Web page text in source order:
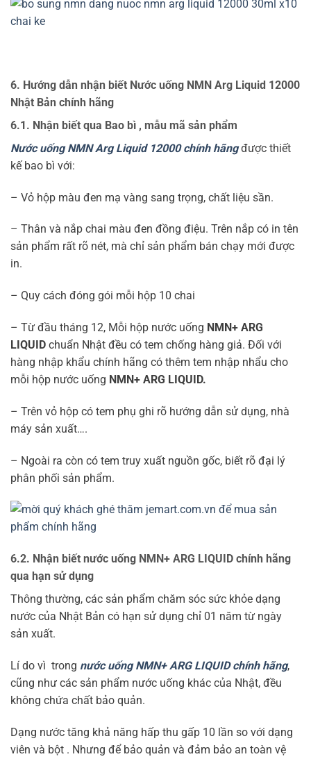
6. Hướng dẫn nhận biết Nước uống NMN Arg Liquid 12000
Nhật Bản chính hãng
6.1. Nhận biết qua Bao bì , mẫu mã sản phẩm
Nước uống NMN Arg Liquid 12000 chính hãngđược thiết
kế bao bì với:
– Vỏ hộp màu đen mạ vàng sang trọng, chất liệu sần.
– Thân và nắp chai màu đen đồng điệu. Trên nắp có in tên
sản phẩm rất rõ nét, mà chỉ sản phẩm bán chạy mới được
in.
– Quy cách đóng gói mỗi hộp 10 chai
– Từ đầu tháng 12, Mỗi hộp nước uống NMN+ ARG
LIQUID chuẩn Nhật đều có tem chống hàng giả. Đối với
hàng nhập khẩu chính hãng có thêm tem nhập nhẩu cho
mỗi hộp nước uống NMN+ ARG LIQUID.
– Trên vỏ hộp có tem phụ ghi rõ hướng dẫn sử dụng, nhà
máy sản xuất….
– Ngoài ra còn có tem truy xuất nguồn gốc, biết rõ đại lý
phân phối sản phẩm.
6.2. Nhận biết nước uống NMN+ ARG LIQUID chính hãng
qua hạn sử dụng
Thông thường, các sản phẩm chăm sóc sức khỏe dạng
nước của Nhật Bản có hạn sử dụng chỉ 01 năm từ ngày
sản xuất.
Lí do vì trong nước uống NMN+ ARG LIQUID chính hãng,
cũng như các sản phẩm nước uống khác của Nhật, đều
không chứa chất bảo quản.
Dạng nước tăng khả năng hấp thu gấp 10 lần so với dạng
viên và bột . Nhưng để bảo quản và đảm bảo an toàn vệ